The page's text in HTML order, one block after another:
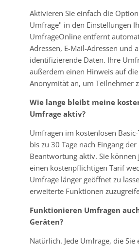
Aktivieren Sie einfach die
Umfrage" in den Einstellungen
UmfrageOnline entfernt
Adressen, E-Mail-Adressen und
identifizierende Daten. Ihre
außerdem einen Hinweis auf
Anonymität an, um Teilnehmer
Wie lange bleibt meine
Umfrage aktiv?
Umfragen im kostenlosen
bis zu 30 Tage nach Eingang der
Beantwortung aktiv. Sie können
einen kostenpflichtigen Tarif
Umfrage länger geöffnet zu
erweiterte Funktionen
Funktionieren Umfragen
Geräten?
Natürlich. Jede Umfrage, die Sie